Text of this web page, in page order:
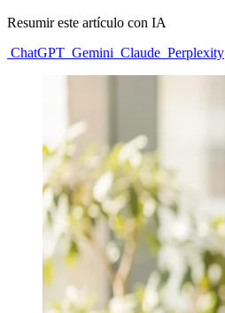
Resumir este artículo con IA
ChatGPT Gemini Claude Perplexity